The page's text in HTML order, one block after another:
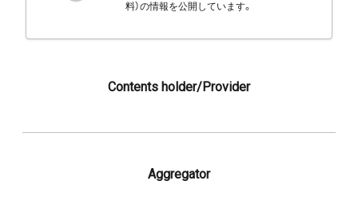
料）の情報を公開しています。
Contents holder/Provider
Aggregator